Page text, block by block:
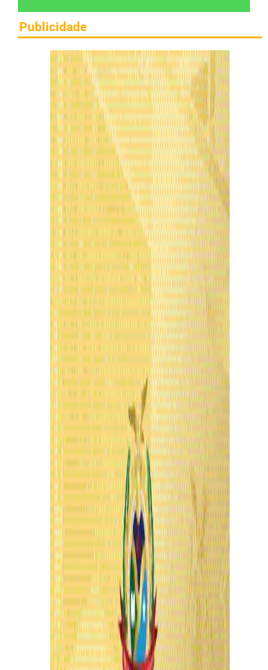
Publicidade